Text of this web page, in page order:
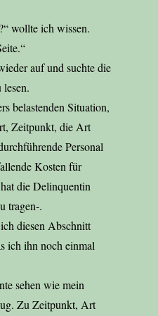
wollte ich wissen.
auf und suchte die
belastenden Situation,
Zeitpunkt, die Art
Personal
Kosten für
die Delinquentin
tragen-.
diesen Abschnitt
ich ihn noch einmal
sehen wie mein
Zu Zeitpunkt, Art